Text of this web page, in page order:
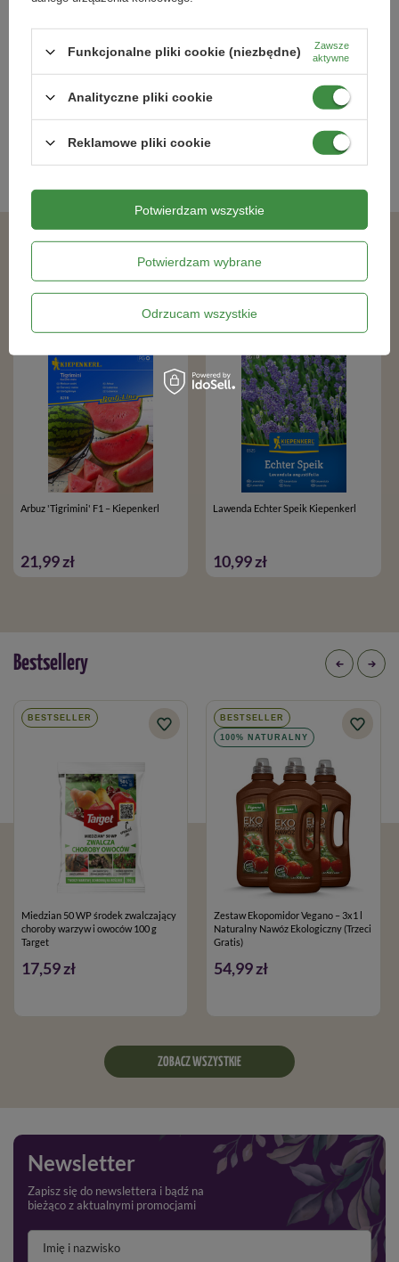
7,69 zł
Kiepenkerl
19,79 zł
Kategorie powiązane
Arbuz 'Tigrimini' F1 – Kiepenkerl
21,99 zł
Lawenda Echter Speik Kiepenkerl
10,99 zł
Bestsellery
BESTSELLER
Miedzian 50 WP środek zwalczający
choroby warzyw i owoców 100 g
Target
17,59 zł
BESTSELLER
100% NATURALNY
Zestaw Ekopomidor Vegano – 3x1 l
Naturalny Nawóz Ekologiczny (Trzeci
Gratis)
54,99 zł
ZOBACZ WSZYSTKIE
Newsletter
Zapisz się do newslettera i bądź na
bieżąco z aktualnymi promocjami
Funkcjonalne pliki cookie (niezbędne)
Zawsze
aktywne
Analityczne pliki cookie
Reklamowe pliki cookie
Potwierdzam wybrane
Odrzucam wszystkie
Potwierdzam wszystkie